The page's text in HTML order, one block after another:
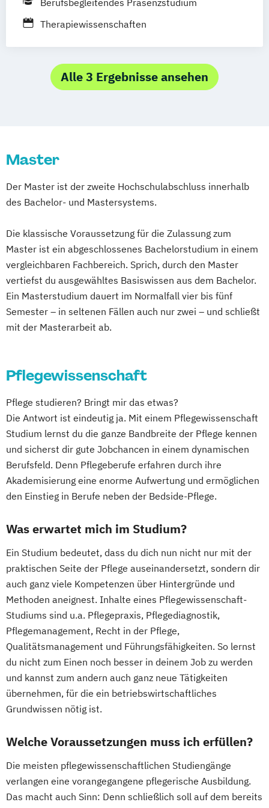
Online-Campus
Heil­pädagogik und Inklusive Pädagogik
Komplementäre Heilverfahren in der
Medical Fitness & Athletic Management
Medizinalfachberufe
Berufsbegleitendes Präsenzstudium
Therapiewissenschaften
Alle 3 Ergebnisse ansehen
Master
Der Master ist der zweite Hochschulabschluss innerhalb
des Bachelor- und Mastersystems.
Die klassische Voraussetzung für die Zulassung zum
Master ist ein abgeschlossenes Bachelorstudium in einem
vergleichbaren Fachbereich. Sprich, durch den Master
vertiefst du ausgewähltes Basiswissen aus dem Bachelor.
Ein Masterstudium dauert im Normalfall vier bis fünf
Semester – in seltenen Fällen auch nur zwei – und schließt
mit der Masterarbeit ab.
Pflegewissenschaft
Pflege studieren? Bringt mir das etwas?
Die Antwort ist eindeutig ja. Mit einem Pflegewissenschaft
Studium lernst du die ganze Bandbreite der Pflege kennen
und sicherst dir gute Jobchancen in einem dynamischen
Berufsfeld. Denn Pflegeberufe erfahren durch ihre
Akademisierung eine enorme Aufwertung und ermöglichen
den Einstieg in Berufe neben der Bedside-Pflege.
Was erwartet mich im Studium?
Ein Studium bedeutet, dass du dich nun nicht nur mit der
praktischen Seite der Pflege auseinandersetzt, sondern dir
auch ganz viele Kompetenzen über Hintergründe und
Methoden aneignest. Inhalte eines Pflegewissenschaft-
Studiums sind u.a. Pflegepraxis, Pflegediagnostik,
Pflegemanagement, Recht in der Pflege,
Qualitätsmanagement und Führungsfähigkeiten. So lernst
du nicht zum Einen noch besser in deinem Job zu werden
und kannst zum andern auch ganz neue Tätigkeiten
übernehmen, für die ein betriebswirtschaftliches
Grundwissen nötig ist.
Welche Voraussetzungen muss ich erfüllen?
Die meisten pflegewissenschaftlichen Studiengänge
verlangen eine vorangegangene pflegerische Ausbildung.
Das macht auch Sinn: Denn schließlich soll auf dem bereits